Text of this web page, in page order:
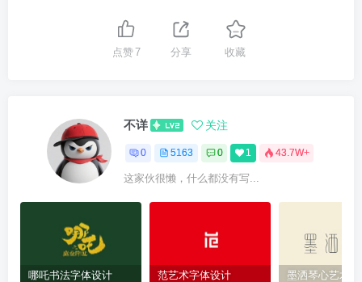
点赞 7 分享 收藏
不详 关注
0 5163 0 1 43.7W+
这家伙很懒，什么都没有写...
哪吒书法字体设计 范艺术字体设计 墨洒琴心艺术